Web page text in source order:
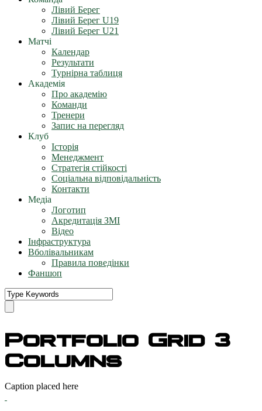
Лівий Берег
Лівий Берег U19
Лівий Берег U21
Матчі
Календар
Результати
Турнірна таблиця
Академія
Про академію
Команди
Тренери
Запис на перегляд
Клуб
Історія
Менеджмент
Стратегія стійкості
Соціальна відповідальність
Контакти
Медіа
Логотип
Акредитація ЗМІ
Відео
Інфраструктура
Вболівальникам
Правила поведінки
Фаншоп
Portfolio Grid 3
Columns
Caption placed here